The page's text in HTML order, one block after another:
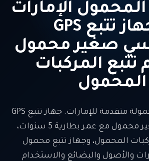
تتبع GPS المحمول الإمارات
— جهاز تتبع GPS
صغير محمول
تتبع المركبات
المحمول
حلول تتبع GPS محمولة متقدمة للإمارات. جهاز تتبع GPS
مغناطيسي صغير محمول مع عمر بطارية 5 سنوات،
المحمول، وجهاز تتبع محمول
والأصول والبضائع والاستخدام